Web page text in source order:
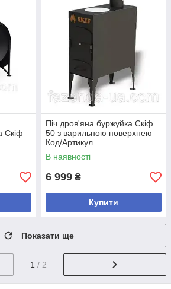
Скіф
Піч дров'яна буржуйка Скіф
50 з варильною поверхнею
Код/Артикул
В наявності
6 999 ₴
Купити
Показати ще
1 / 2